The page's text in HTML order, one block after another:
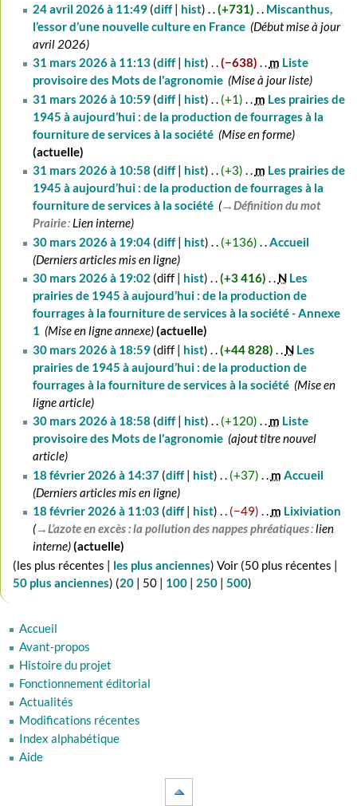
24 avril 2026 à 11:49 diff hist +731
Miscanthus,
l’essor d’une nouvelle culture en France‎ Début mise à jour
avril 2026
31
mars
2026
31 mars 2026 à 11:13 diff hist −638 m Liste
provisoire des Mots de l'agronomie‎ Mise à jour liste
31 mars 2026 à 10:59 diff hist +1 m Les prairies de
1945 à aujourd’hui : de la production de fourrages à la
fourniture de services à la société‎ Mise en forme
actuelle
31 mars 2026 à 10:58 diff hist +3 m Les prairies de
1945 à aujourd’hui : de la production de fourrages à la
fourniture de services à la société‎ →‎Définition du mot
Prairie: Lien interne
30
mars
2026
30 mars 2026 à 19:04 diff hist +136 Accueil
Derniers articles mis en ligne
30 mars 2026 à 19:02 diff hist +3 416 N Les
prairies de 1945 à aujourd’hui : de la production de
fourrages à la fourniture de services à la société - Annexe
1 Mise en ligne annexe
actuelle
30 mars 2026 à 18:59 diff hist +44 828 N Les
prairies de 1945 à aujourd’hui : de la production de
fourrages à la fourniture de services à la société‎ Mise en
ligne article
30 mars 2026 à 18:58 diff hist +120 m Liste
provisoire des Mots de l'agronomie‎ ajout titre nouvel
article
18
février
2026
18 février 2026 à 14:37 diff hist +37 m Accueil
Derniers articles mis en ligne
18 février 2026 à 11:03 diff hist −49 m Lixiviation
→‎L’azote en excès : la pollution des nappes phréatiques:lien
interne
actuelle
(les plus récentes | les plus anciennes) Voir (50 plus récentes |
50 plus anciennes) (20 | 50 | 100 | 250 |500)
Accueil
Avant-propos
Histoire du projet
Fonctionnement éditorial
Actualités
Modifications récentes
Index alphabétique
Aide